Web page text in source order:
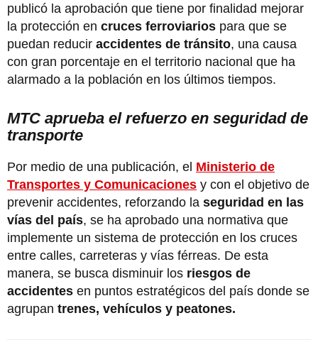
publicó la aprobación que tiene por finalidad mejorar
la protección en cruces ferroviarios para que se
puedan reducir accidentes de tránsito, una causa
con gran porcentaje en el territorio nacional que ha
alarmado a la población en los últimos tiempos.
MTC aprueba el refuerzo en seguridad de
transporte
Por medio de una publicación, el Ministerio de
Transportes y Comunicaciones y con el objetivo de
prevenir accidentes, reforzando la seguridad en las
vías del país, se ha aprobado una normativa que
implemente un sistema de protección en los cruces
entre calles, carreteras y vías férreas. De esta
manera, se busca disminuir los riesgos de
accidentes en puntos estratégicos del país donde se
agrupan trenes, vehículos y peatones.